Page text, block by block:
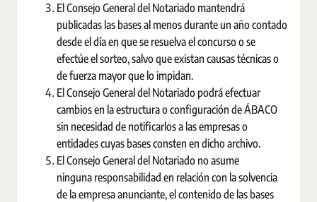
El Consejo General del Notariado mantendrá
publicadas las bases al menos durante un año contado
desde el día en que se resuelva el concurso o se
efectúe el sorteo, salvo que existan causas técnicas o
de fuerza mayor que lo impidan.
El Consejo General del Notariado podrá efectuar
cambios en la estructura o configuración de ÁBACO
sin necesidad de notificarlos a las empresas o
entidades cuyas bases consten en dicho archivo.
El Consejo General del Notariado no asume
ninguna responsabilidad en relación con la solvencia
de la empresa anunciante, el contenido de las bases